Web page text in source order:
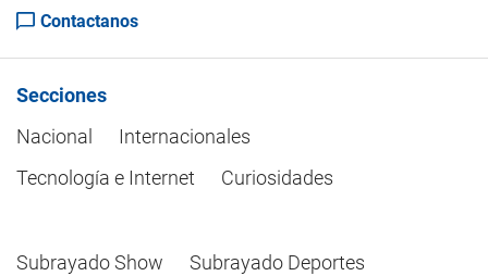
Contactanos
Secciones
Nacional
Internacionales
Tecnología e Internet
Curiosidades
Subrayado Show Subrayado Deportes